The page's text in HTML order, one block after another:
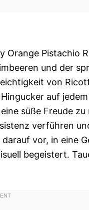
Orange Pistachio
und der
von
auf
süße Freude zu
verführen
vor, in eine
begeistert.